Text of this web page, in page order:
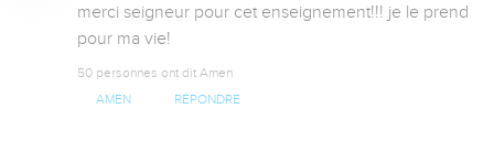
merci seigneur pour cet enseignement!!! je le prend
pour ma vie!
50 personnes ont dit Amen
AMEN RÉPONDRE